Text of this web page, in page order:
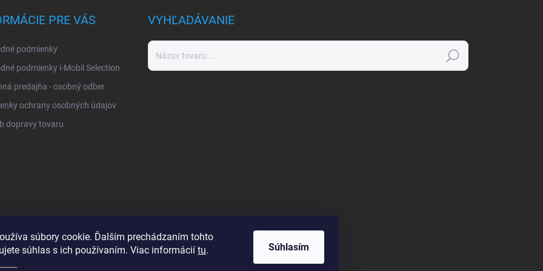
súbory cookie. Ďalším prechádzaním tohto
súhlas s ich používaním. Viac informácií tu. Súhlasím
PRE VÁS
podmienky
podmienky i-Mobil Selection
predajňa - osobný odber
ochrany osobných údajov
dopravy tovaru
VYHĽADÁVANIE
Hľadať